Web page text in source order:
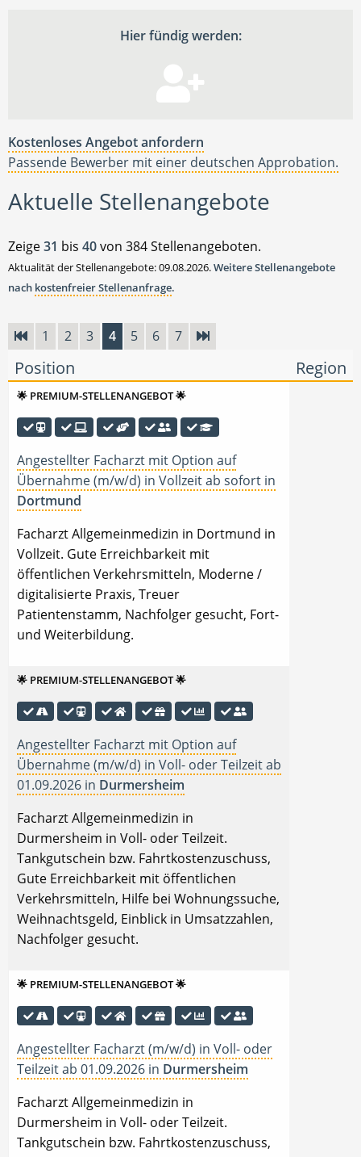
Hier fündig werden:
Kostenloses Angebot anfordern
Passende Bewerber mit einer deutschen Approbation.
Aktuelle Stellenangebote
Zeige31 bis 40von 384 Stellenangeboten.
Aktualität der Stellenangebote: 09.08.2026.Weitere Stellenangebote
nach kostenfreier Stellenanfrage.
1 2 3 4 5 6 7
Position Region
🌟 PREMIUM-STELLENANGEBOT 🌟
Angestellter Facharzt mit Option auf
Übernahme (m/w/d) in Vollzeit ab sofort in
Dortmund
Facharzt Allgemeinmedizin in Dortmund in
Vollzeit. Gute Erreichbarkeit mit
öffentlichen Verkehrsmitteln, Moderne /
digitalisierte Praxis, Treuer
Patientenstamm, Nachfolger gesucht, Fort-
und Weiterbildung.
🌟 PREMIUM-STELLENANGEBOT 🌟
Angestellter Facharzt mit Option auf
Übernahme (m/w/d) in Voll- oder Teilzeit ab
01.09.2026 in Durmersheim
Facharzt Allgemeinmedizin in
Durmersheim in Voll- oder Teilzeit.
Tankgutschein bzw. Fahrtkostenzuschuss,
Gute Erreichbarkeit mit öffentlichen
Verkehrsmitteln, Hilfe bei Wohnungssuche,
Weihnachtsgeld, Einblick in Umsatzzahlen,
Nachfolger gesucht.
🌟 PREMIUM-STELLENANGEBOT 🌟
Angestellter Facharzt (m/w/d) in Voll- oder
Teilzeit ab 01.09.2026 in Durmersheim
Facharzt Allgemeinmedizin in
Durmersheim in Voll- oder Teilzeit.
Tankgutschein bzw. Fahrtkostenzuschuss,